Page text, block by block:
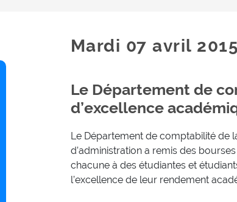
Mardi 07avril 2015
Le Département de
d’excellence
Le Département de comptabilité de
d’administration a remis des
chacune à des étudiantes et
l’excellence de leur rendement